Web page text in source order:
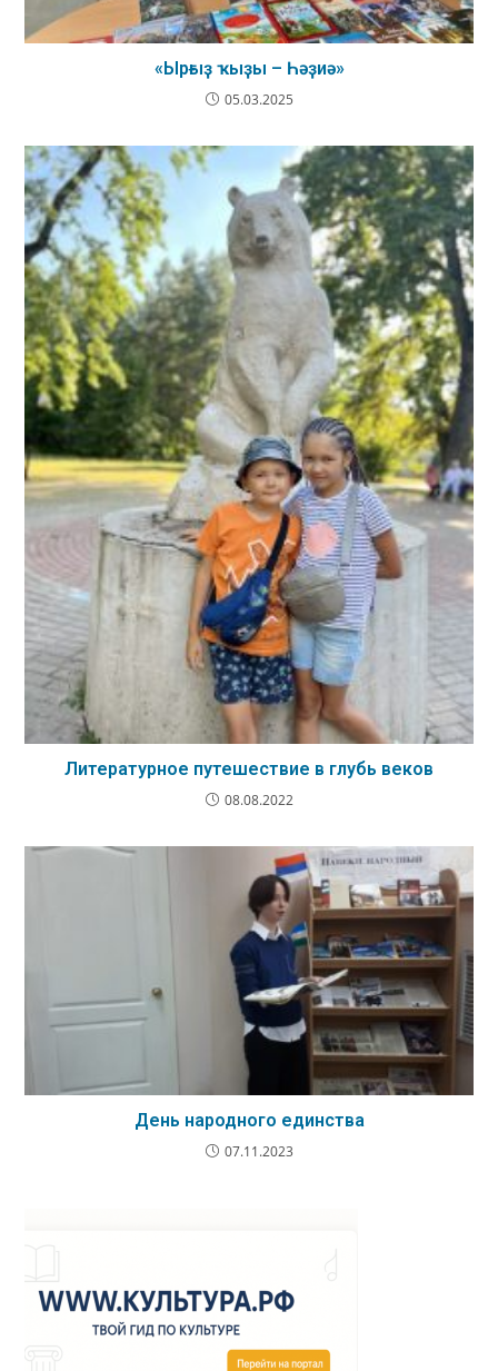
«Ырғыҙ ҡыҙы – Һәҙиә»
05.03.2025
Литературное путешествие в глубь веков
08.08.2022
День народного единства
07.11.2023